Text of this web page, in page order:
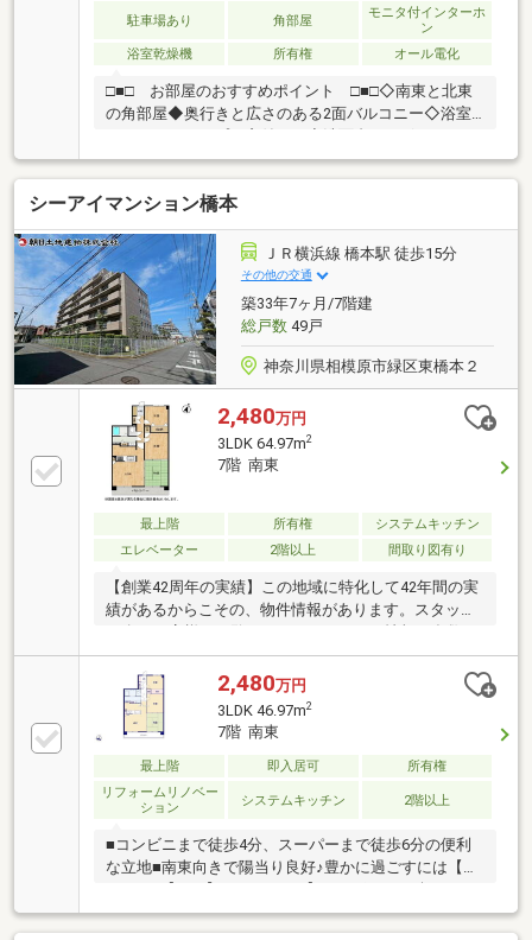
駐車場あり 角部屋
モニタ付インターホ
ン
浴室乾燥機
所有権 オール電化
□■□ お部屋のおすすめポイント □■□◇南東と北東
の角部屋◆奥行きと広さのある2面バルコニー◇浴室
◇ＩＨクッキングヒーター◆リビングダイニングの天
井高は約２．６ｍ◇アウトフレーム工法◆豊富な収納
スペース□■□ マンションのおすすめポイント
□■□◇総戸数３２４戸の大規模マンション◆ペット飼
育可（規約あり）◇敷地内駐車場１００％◆２４時間
ゴミ出し可能◇宅配ボックス◆オートロックシステム
◇共用施設あり（一部有償）・キッズルーム・ゲスト
ルーム・洗車スペース
シーアイマンション橋本
ＪＲ横浜線 橋本駅 徒歩15分
その他の交通
築33年7ヶ月/7階建
総戸数49戸
神奈川県相模原市緑区東橋本２
2,480万円
3LDK 64.97m2
7階 南東
最上階 所有権
システムキッチン
エレベーター
2階以上 間取り図有り
【創業42周年の実績】この地域に特化して42年間の実
績があるからこその、物件情報があります。スタッフ
用意しております。ご案内・詳細な資料のご請求はお
気軽にどうぞ♪☆フリーダイヤル：０１２０－６２－
４３１３インターネット、チラシなどに掲載できない
物件も多数ございます！
2,480万円
3LDK 46.97m2
7階 南東
最上階 即入居可
所有権
リフォームリノベー
ション
システムキッチン 2階以上
■コンビニまで徒歩4分、スーパーまで徒歩6分の便利
な立地■南東向きで陽当り良好♪豊かに過ごすには【イ
庭、この充実度で変わってきます。これらを一括で購
入できその代金を住宅ローンに組み込むことが可能な